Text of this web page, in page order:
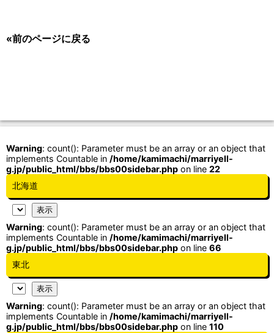
«前のページに戻る
Warning: count(): Parameter must be an array or an object that
implements Countable in /home/kamimachi/marriyell-
g.jp/public_html/bbs/bbs00sidebar.php on line 22
北海道
Warning: count(): Parameter must be an array or an object that
implements Countable in /home/kamimachi/marriyell-
g.jp/public_html/bbs/bbs00sidebar.php on line 66
東北
Warning: count(): Parameter must be an array or an object that
implements Countable in /home/kamimachi/marriyell-
g.jp/public_html/bbs/bbs00sidebar.php on line 110